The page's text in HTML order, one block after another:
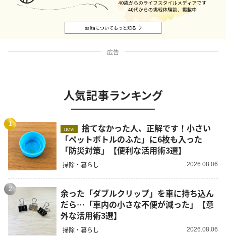
広告
人気記事ランキング
1
new
捨てなかった人、正解です！小さい
「ペットボトルのふた」に6枚も入った
「防災対策」【便利な活用術3選】
掃除・暮らし 2026.08.06
2
余った「ダブルクリップ」を車に持ち込ん
だら…「車内の小さな不便が減った」【意
外な活用術3選】
掃除・暮らし 2026.08.06